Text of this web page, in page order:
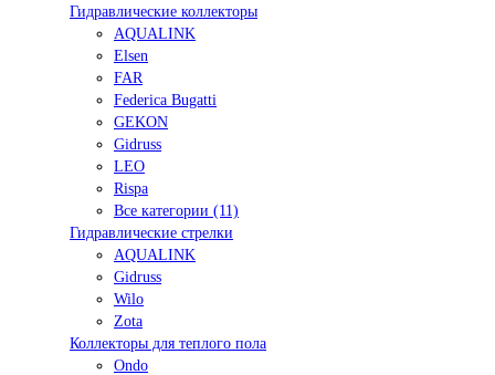
Гидравлические коллекторы
AQUALINK
Elsen
FAR
Federica Bugatti
GEKON
Gidruss
LEO
Rispa
Все категории (11)
Гидравлические стрелки
AQUALINK
Gidruss
Wilo
Zota
Коллекторы для теплого пола
Ondo